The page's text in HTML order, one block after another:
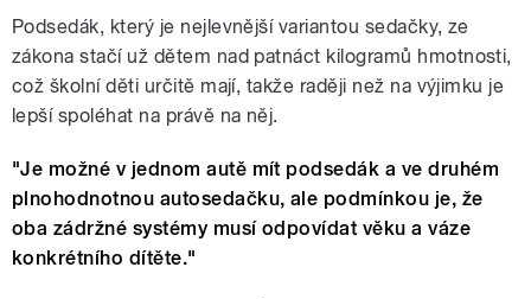
Podsedák, který je nejlevnější variantou sedačky, ze
zákona stačí už dětem nad patnáct kilogramů hmotnosti,
což školní děti určitě mají, takže raději než na výjimku je
lepší spoléhat na právě na něj.
"Je možné v jednom autě mít podsedák a ve druhém
plnohodnotnou autosedačku, ale podmínkou je, že
oba zádržné systémy musí odpovídat věku a váze
konkrétního dítěte."